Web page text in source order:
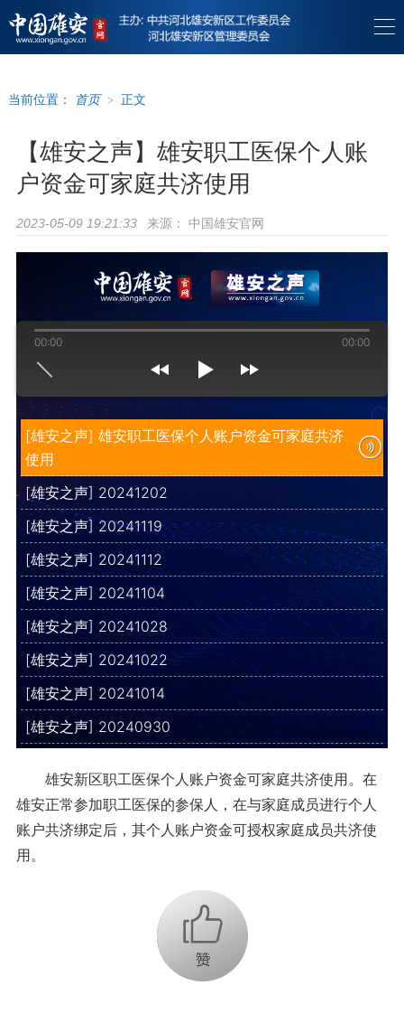
当前位置： 首页 > 正文
【雄安之声】雄安职工医保个人账
户资金可家庭共济使用
2023-05-09 19:21:33 来源： 中国雄安官网
[雄安之声] 雄安职工医保个人账户资金可家庭共济
使用
[雄安之声] 20241202
[雄安之声] 20241119
[雄安之声] 20241112
[雄安之声] 20241104
[雄安之声] 20241028
[雄安之声] 20241022
[雄安之声] 20241014
[雄安之声] 20240930
00:00 00:00
雄安新区职工医保个人账户资金可家庭共济使用。在
雄安正常参加职工医保的参保人，在与家庭成员进行个人
账户共济绑定后，其个人账户资金可授权家庭成员共济使
用。
+1